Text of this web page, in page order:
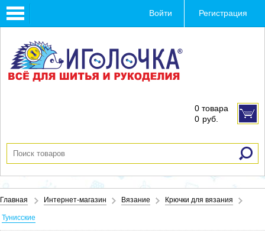
Toggle
navigation
Войти Регистрация
0 товара
0 руб.
Главная Интернет-магазин Вязание Крючки для вязания
Тунисские